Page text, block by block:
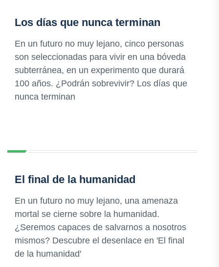
Los días que nunca terminan
En un futuro no muy lejano, cinco personas
son seleccionadas para vivir en una bóveda
subterránea, en un experimento que durará
100 años. ¿Podrán sobrevivir? Los días que
nunca terminan
El final de la humanidad
En un futuro no muy lejano, una amenaza
mortal se cierne sobre la humanidad.
¿Seremos capaces de salvarnos a nosotros
mismos? Descubre el desenlace en 'El final
de la humanidad'